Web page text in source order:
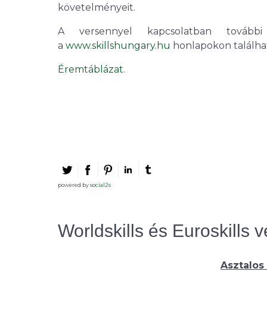
követelményeit.
A versennyel kapcsolatban
a www.skillshungary.hu honlapokon
Éremtáblázat.
powered bysocial2s
Worldskills és Euroskills